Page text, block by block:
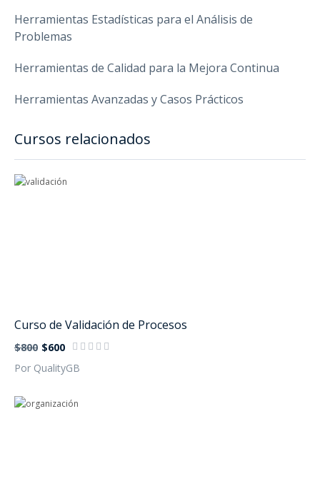
Herramientas Estadísticas para el Análisis de
Problemas
Herramientas de Calidad para la Mejora Continua
Herramientas Avanzadas y Casos Prácticos
Cursos relacionados
Curso de Validación de Procesos
$800 $600
Por QualityGB